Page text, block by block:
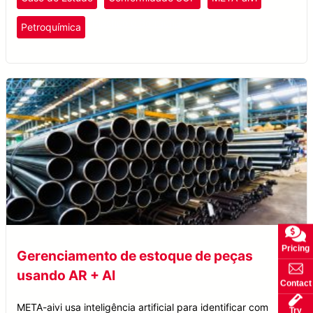
de inatividade.
Petroquímica
Gerenciamento de estoque de peças
usando AR + AI
META-aivi usa inteligência artificial para identificar com
Pricing
Contact
Try